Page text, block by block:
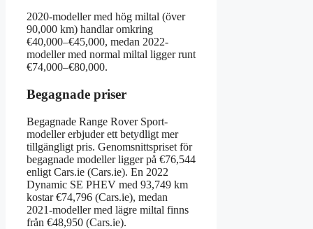
2020-modeller med hög miltal (över
90,000 km) handlar omkring
€40,000–€45,000, medan 2022-
modeller med normal miltal ligger runt
€74,000–€80,000.
Begagnade priser
Begagnade Range Rover Sport-
modeller erbjuder ett betydligt mer
tillgängligt pris. Genomsnittspriset för
begagnade modeller ligger på €76,544
enligt Cars.ie (Cars.ie). En 2022
Dynamic SE PHEV med 93,749 km
kostar €74,796 (Cars.ie), medan
2021-modeller med lägre miltal finns
från €48,950 (Cars.ie).